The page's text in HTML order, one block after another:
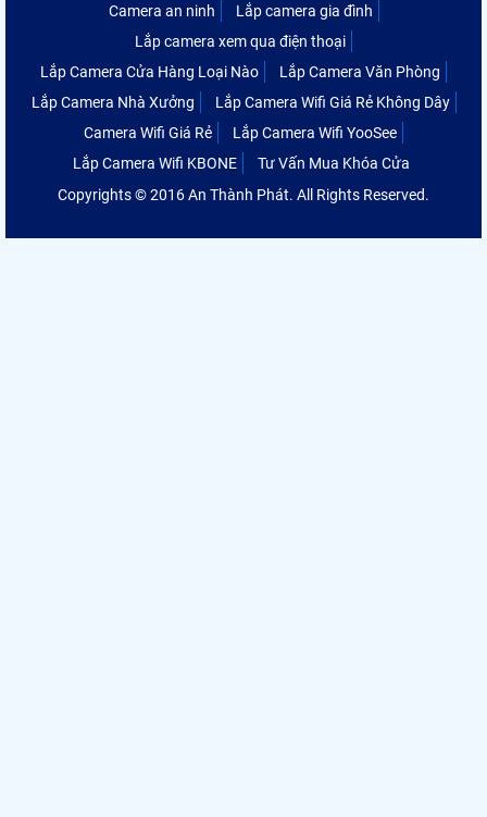
Camera an ninh
Lắp camera gia đình
Lắp camera xem qua điện thoại
Lắp Camera Cửa Hàng Loại Nào
Lắp Camera Văn Phòng
Lắp Camera Nhà Xưởng
Lắp Camera Wifi Giá Rẻ Không Dây
Camera Wifi Giá Rẻ
Lắp Camera Wifi YooSee
Lắp Camera Wifi KBONE
Tư Vấn Mua Khóa Cửa
Copyrights © 2016 An Thành Phát. All Rights Reserved.